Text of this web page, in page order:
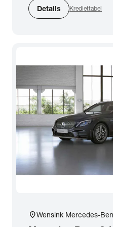
Details Krediettabel
location_onWensink Mercedes-